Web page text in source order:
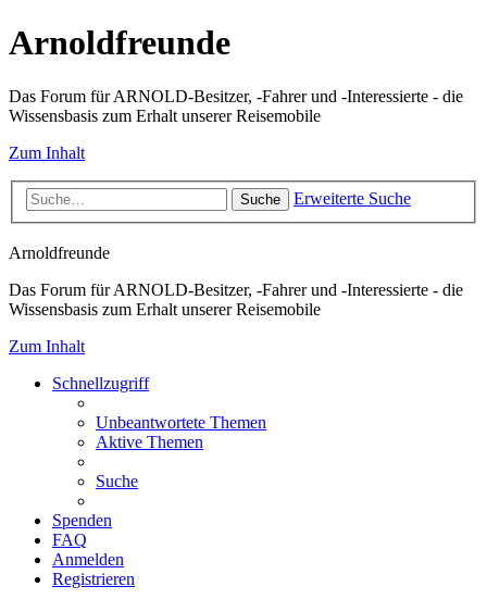
Arnoldfreunde
Das Forum für ARNOLD-Besitzer, -Fahrer und -Interessierte - die
Wissensbasis zum Erhalt unserer Reisemobile
Zum Inhalt
Suche Erweiterte Suche
Arnoldfreunde
Das Forum für ARNOLD-Besitzer, -Fahrer und -Interessierte - die
Wissensbasis zum Erhalt unserer Reisemobile
Zum Inhalt
Schnellzugriff
Unbeantwortete Themen
Aktive Themen
Suche
Spenden
FAQ
Anmelden
Registrieren